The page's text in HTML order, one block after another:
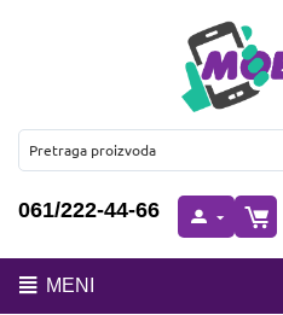
061/222-44-66
MENI